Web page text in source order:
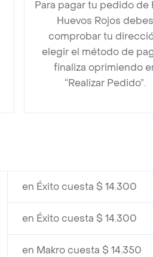
Para pagar tu pedido de
Huevos Rojos debes
comprobar tu
elegir el método de
finaliza oprimiendo
“Realizar Pedido”.
en Éxito cuesta $ 14.300
en Éxito cuesta $ 14.300
en Makro cuesta $ 14.350